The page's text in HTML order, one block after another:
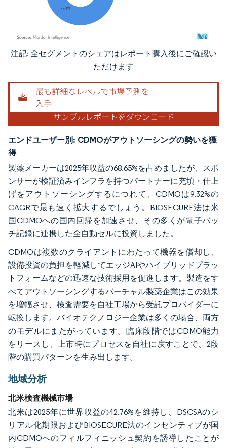
画像 © Mordor Intelligence。再利用にはCC BY 4.0の表示が必要です。
注記: 全セグメントのシェアはレポート購入後にご確認い
ただけます
エンドユーザー別: CDMOがアウトソーシングの勢いを獲
得
製薬メーカーは2025年収益の68.65%を占めましたが、スポ
ンサーが検証済みインフラを持つパートナーに充填・仕上
げをアウトソーシングするにつれて、CDMOは9.32%の
CAGRで最も速く拡大するでしょう。BIOSECURE法は米
国CDMOへの国内回帰を加速させ、その多くが電子バッ
チ記録に連携した全自動セルに投資しました。
CDMOは複数のクライアントにわたって機器を償却し、
設備投資の負担を軽減してエッジAIやハイブリッドプラッ
トフォームなどの迅速な技術採用を促進します。製造をす
べてアウトソーシングするバーチャル製薬企業はこの効果
を増幅させ、検査需要を自社工場から受託プロバイダーに
転換します。バイオテクノロジー企業は多くの場合、両方
のモデルにまたがっています。臨床段階ではCDMO能力
をリースし、上市時にプロセスを自社に戻すことで、2段
階の購買パターンを生み出します。
地域分析
北米検査機械市場
北米は2025年に世界収益の42.76%を維持し、DSCSAのシ
リアル化期限およびBIOSECURE法のインセンティブが国
内CDMOへのフィルフィニッシュ契約を誘導したことが